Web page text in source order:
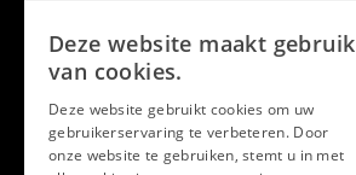
Facebook
Twitter
Deze website maakt gebruik
van cookies.
Deze website gebruikt cookies om uw
gebruikerservaring te verbeteren. Door
onze website te gebruiken, stemt u in met